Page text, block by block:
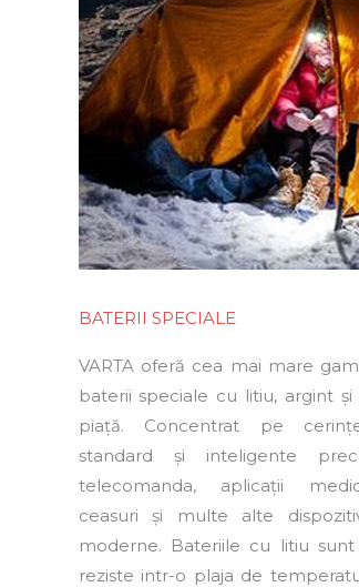
BATERII SPECIALE
VARTA oferă cea mai mare
baterii speciale cu litiu, argint
piață. Concentrat pe
standard și inteligente
telecomanda, aplicații
ceasuri și multe alte
moderne. Bateriile cu litiu
reziste intr-o plaja de